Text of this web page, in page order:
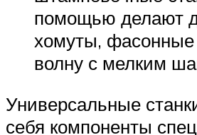
помощью делают
хомуты, фасонные
волну с мелким
Универсальные
себя компоненты